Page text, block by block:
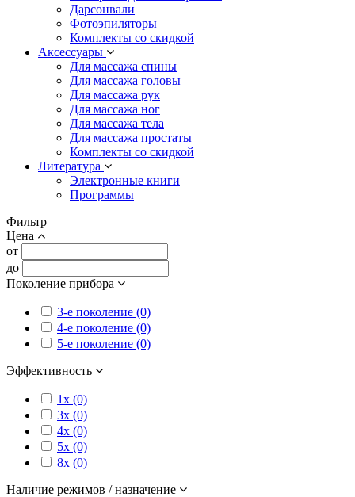
Дарсонвали
Фотоэпиляторы
Комплекты со скидкой
Аксессуары
Для массажа спины
Для массажа головы
Для массажа рук
Для массажа ног
Для массажа тела
Для массажа простаты
Комплекты со скидкой
Литература
Электронные книги
Программы
Фильтр
Цена
от
до
Поколение прибора
3-е поколение (0)
4-е поколение (0)
5-е поколение (0)
Эффективность
1x (0)
3x (0)
4x (0)
5x (0)
8x (0)
Наличие режимов / назначение